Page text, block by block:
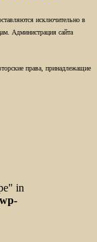
исключительно в
Администрация сайта
права, принадлежащие
in